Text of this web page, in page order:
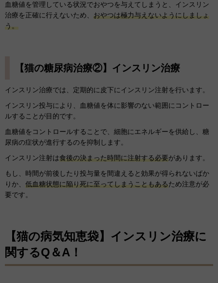
血糖値を管理している状況でおやつを与えてしまうと、インスリン
治療を正確に行えないため、 おやつは極力与えないようにしましょ
う。
【猫の糖尿病治療②】インスリン治療
インスリン治療では、定期的に皮下にインスリン注射を行います。
インスリン投与により、血糖値を体に影響のない範囲にコントロー
ルすることが目的です。
血糖値をコントロールすることで、細胞にエネルギーを供給し、糖
尿病の症状が進行するのを抑制します。
インスリン注射は食後の決まった時間に注射する必要があります。
もし、時間が前後したり投与量を間違えると効果が得られないばか
りか、 低血糖状態に陥り死に至ってしまうこともあるため注意が必
要です。
【猫の病気知恵袋】インスリン治療に
関するQ＆A！